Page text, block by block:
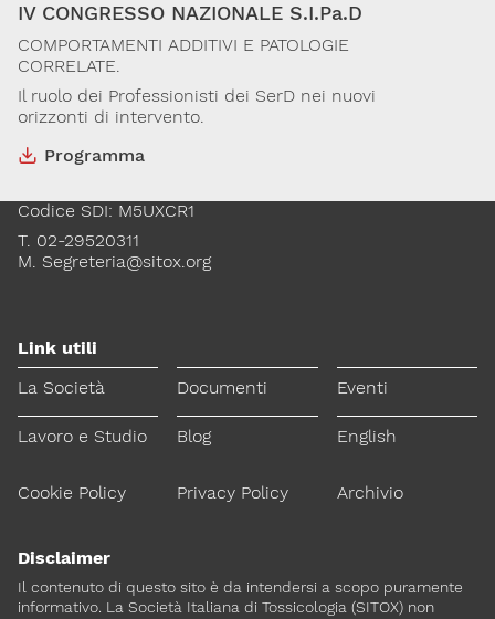
P.I. 06792491000
T. 02-29520311
segreteria@sitox.org
CONTATTACI
IV CONGRESSO NAZIONALE S.I.Pa.D
COMPORTAMENTI ADDITIVI E PATOLOGIE
CORRELATE.
Il ruolo dei Professionisti dei SerD nei nuovi
orizzonti di intervento.
Programma
Via Giovanni Pascoli, 3
C.F. 96330980580
Codice SDI: M5UXCR1
T. 02-29520311
M. Segreteria@sitox.org
Link utili
La Società
Documenti Eventi
Lavoro e Studio Blog English
Cookie Policy Privacy Policy Archivio
Disclaimer
Il contenuto di questo sito è da intendersi a scopo puramente
informativo. La Società Italiana di Tossicologia (SITOX) non